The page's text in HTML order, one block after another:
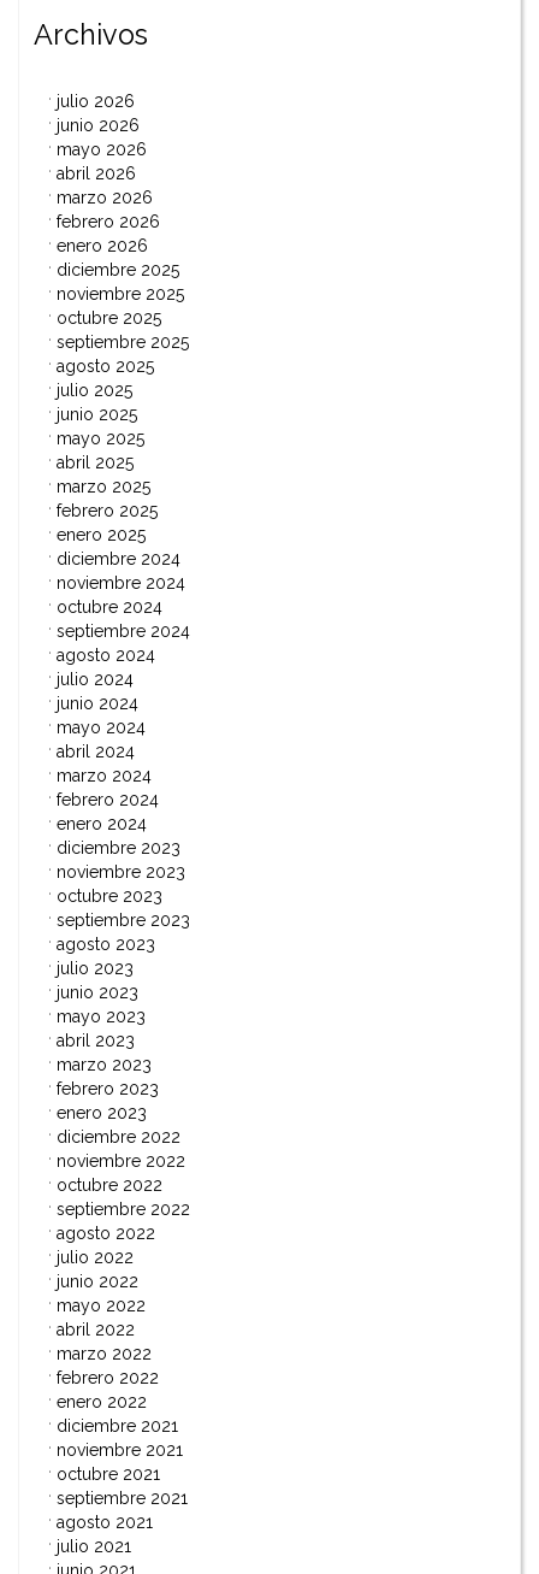
Archivos
julio 2026
junio 2026
mayo 2026
abril 2026
marzo 2026
febrero 2026
enero 2026
diciembre 2025
noviembre 2025
octubre 2025
septiembre 2025
agosto 2025
julio 2025
junio 2025
mayo 2025
abril 2025
marzo 2025
febrero 2025
enero 2025
diciembre 2024
noviembre 2024
octubre 2024
septiembre 2024
agosto 2024
julio 2024
junio 2024
mayo 2024
abril 2024
marzo 2024
febrero 2024
enero 2024
diciembre 2023
noviembre 2023
octubre 2023
septiembre 2023
agosto 2023
julio 2023
junio 2023
mayo 2023
abril 2023
marzo 2023
febrero 2023
enero 2023
diciembre 2022
noviembre 2022
octubre 2022
septiembre 2022
agosto 2022
julio 2022
junio 2022
mayo 2022
abril 2022
marzo 2022
febrero 2022
enero 2022
diciembre 2021
noviembre 2021
octubre 2021
septiembre 2021
agosto 2021
julio 2021